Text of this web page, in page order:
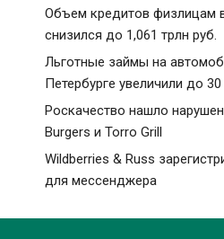
Объем кредитов физлицам
снизился до 1,061 трлн руб.
Льготные займы на
Петербурге увеличили до
Роскачество нашло
Burgers и Torro Grill
Wildberries & Russ
для мессенджера